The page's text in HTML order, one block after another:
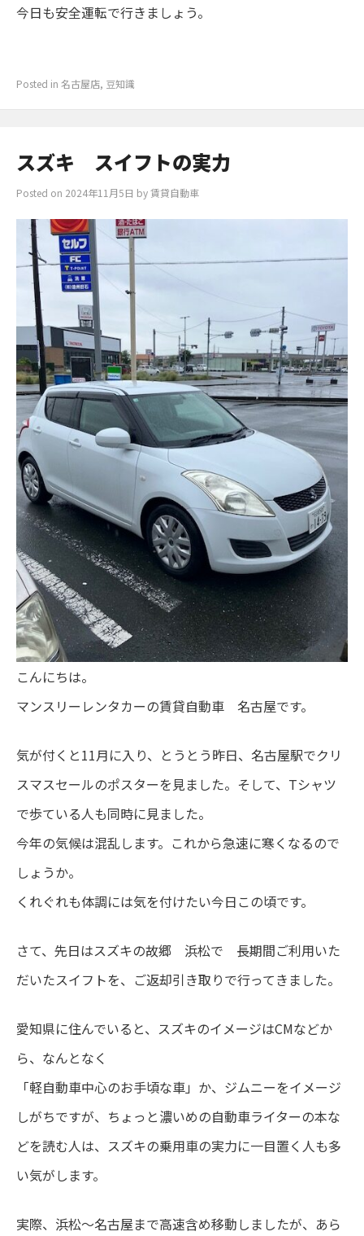
今日も安全運転で行きましょう。
Posted in名古屋店, 豆知識
スズキ スイフトの実力
Posted on 2024年11月5日 by賃貸自動車
こんにちは。
マンスリーレンタカーの賃貸自動車 名古屋です。
気が付くと11月に入り、とうとう昨日、名古屋駅でクリ
スマスセールのポスターを見ました。そして、Tシャツ
で歩ている人も同時に見ました。
今年の気候は混乱します。これから急速に寒くなるので
しょうか。
くれぐれも体調には気を付けたい今日この頃です。
さて、先日はスズキの故郷 浜松で 長期間ご利用いた
だいたスイフトを、ご返却引き取りで行ってきました。
愛知県に住んでいると、スズキのイメージはCMなどか
ら、なんとなく
「軽自動車中心のお手頃な車」か、ジムニーをイメージ
しがちですが、ちょっと濃いめの自動車ライターの本な
どを読む人は、スズキの乗用車の実力に一目置く人も多
い気がします。
実際、浜松～名古屋まで高速含め移動しましたが、あら